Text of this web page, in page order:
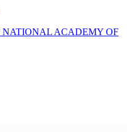
ACADEMY OF